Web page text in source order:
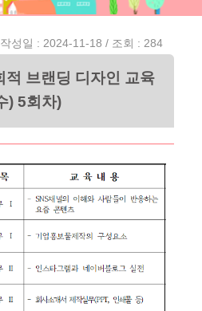
성일 : 2024-11-18 / 조회 : 284
적 브랜딩 디자인 교육
) 5회차)